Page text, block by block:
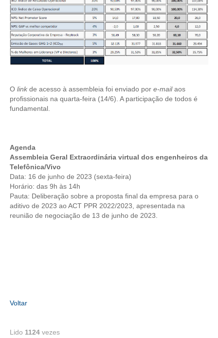
FGTS EXPURGOS
FGTS CORREÇÃO
LEGISLAÇÃO
LEI 5.194/1966 – REGULAMENTAÇÃO DA PROFISSÃO
HOMOLOGAÇÕES
PISO SALARIAL
FIQUE POR DENTRO
OPORTUNIDADES
O link de acesso à assembleia foi enviado por e-mailaos
profissionais na quarta-feira (14/6). A participação de todos é
fundamental.
Agenda
Assembleia Geral Extraordinária virtual dos engenheiros da
Telefônica/Vivo
Data: 16 de junho de 2023 (sexta-feira)
Horário: das 9h às 14h
Pauta: Deliberação sobre a proposta final da empresa para o
aditivo de 2023 ao ACT PPR 2022/2023, apresentada na
reunião de negociação de 13 de junho de 2023.
Voltar
Lido 1124 vezes